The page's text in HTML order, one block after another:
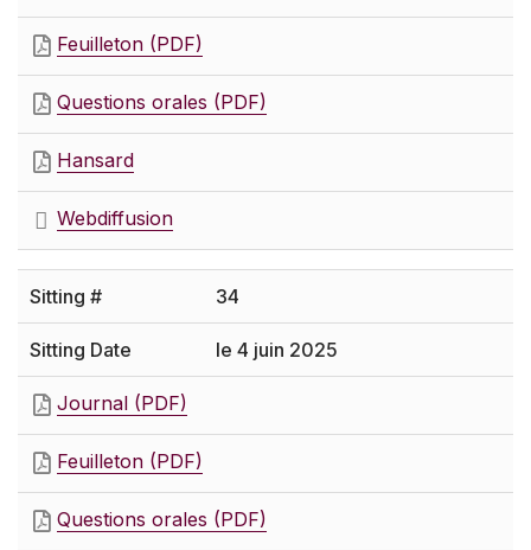
Feuilleton (PDF)
Questions orales (PDF)
Hansard
Webdiffusion
34
le 4 juin 2025
Journal (PDF)
Feuilleton (PDF)
Questions orales (PDF)